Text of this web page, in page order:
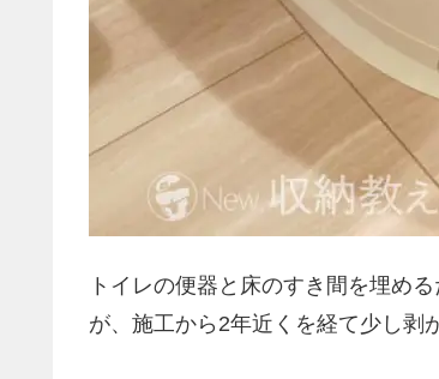
トイレの便器と床のすき間を埋め
が、施工から2年近くを経て少し剥